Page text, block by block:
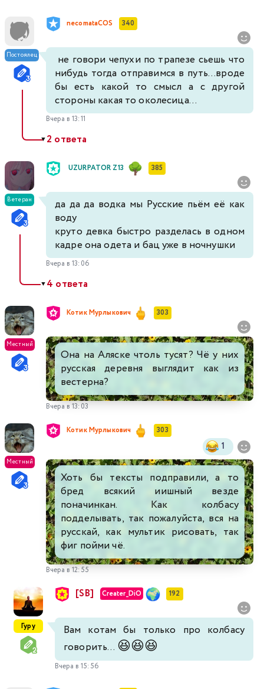
Постоялец
necomataCOS 340
не говори чепухи по трапезе сьешь что
нибудь тогда отправимся в путь...вроде
бы есть какой то смысл а с другой
стороны какая то околесица...
Вчера в 13:11
▼2 ответа
Ветеран
UZURPATOR Z13 385
да да да водка мы Русские пьём её как
воду
круто девка быстро разделась в одном
кадре она одета и бац уже в ночнушки
Вчера в 13:06
▼4 ответа
Местный
Котик Мурлыкович 303
Она на Аляске чтоль тусят? Чё у них
русская деревня выглядит как из
вестерна?
Вчера в 13:03
Местный
Котик Мурлыкович 303
1
Хоть бы тексты подправили, а то
бред всякий иишный везде
поначинкан. Как колбасу
подделывать, так пожалуйста, вся на
русскай, как мультик рисовать, так
фиг пойми чё.
Вчера в 12:55
Гуру
[SB] Creater_DiO 192
Вам котам бы только про колбасу
говорить... 😆😆😆
Вчера в 15:56